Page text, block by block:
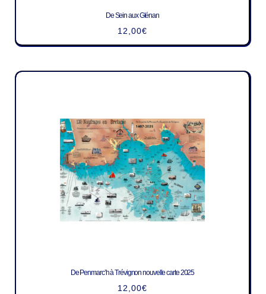
De Sein aux Glénan
12,00€
De Penmarc’h à Trévignon nouvelle carte 2025
12,00€